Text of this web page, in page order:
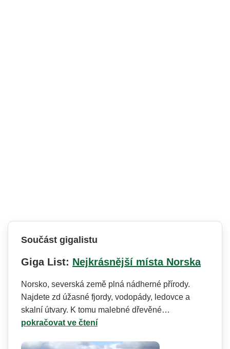
Součást gigalistu
Giga List: Nejkrásnější místa Norska
Norsko, severská země plná nádherné přírody.
Najdete zd úžasné fjordy, vodopády, ledovce a
skalní útvary. K tomu malebné dřevěné…
pokračovat ve čtení